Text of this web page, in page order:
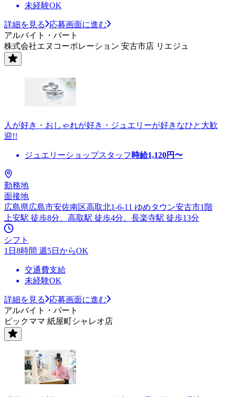
未経験OK
詳細を見る
応募画面に進む
アルバイト・パート
株式会社エヌコーポレーション 安古市店 リエジュ
人が好き・おしゃれが好き・ジュエリーが好きなひと大歓
迎!!
ジュエリーショップスタッフ 時給1,120円〜
勤務地
面接地
広島県広島市安佐南区高取北1-6-11 ゆめタウン安古市1階
上安駅 徒歩8分、高取駅 徒歩4分、長楽寺駅 徒歩13分
シフト
1日8時間 週5日からOK
交通費支給
未経験OK
詳細を見る
応募画面に進む
アルバイト・パート
ビックママ 紙屋町シャレオ店